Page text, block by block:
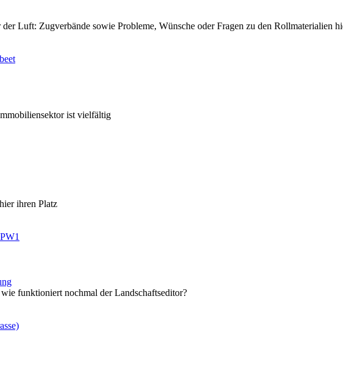
Luft: Zugverbände sowie Probleme, Wünsche oder Fragen zu den Rollmaterialien
ist vielfältig
ihren Platz
funktioniert nochmal der Landschaftseditor?